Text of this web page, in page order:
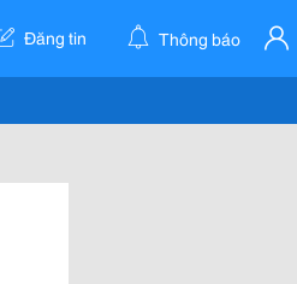
Đăng tin Thông báo